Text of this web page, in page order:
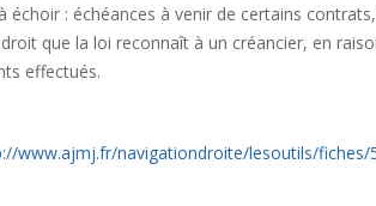
échoir : échéances à venir de certains
droit que la loi reconnaît à un créancier, en
effectués.
www.ajmj.fr/navigationdroite/lesoutils/fiches/